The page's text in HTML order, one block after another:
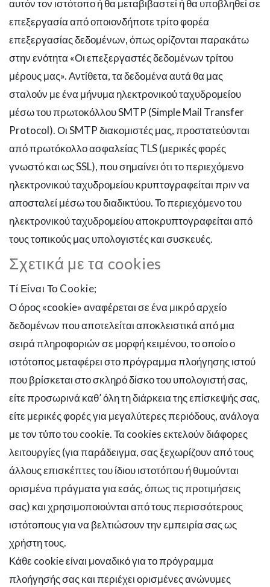
αυτόν τον ιστότοπο ή θα μεταβιβαστεί ή θα υποβληθεί σε
επεξεργασία από οποιονδήποτε τρίτο φορέα
επεξεργασίας δεδομένων, όπως ορίζονται παρακάτω
στην ενότητα «Οι επεξεργαστές δεδομένων τρίτου
μέρους μας». Αντίθετα, τα δεδομένα αυτά θα μας
σταλούν με ένα μήνυμα ηλεκτρονικού ταχυδρομείου
μέσω του πρωτοκόλλου SMTP (Simple Mail Transfer
Protocol). Οι SMTP διακομιστές μας, προστατεύονται
από πρωτόκολλο ασφαλείας TLS (μερικές φορές
γνωστό και ως SSL), που σημαίνει ότι το περιεχόμενο
ηλεκτρονικού ταχυδρομείου κρυπτογραφείται πριν να
αποσταλεί μέσω του διαδικτύου. Το περιεχόμενο του
ηλεκτρονικού ταχυδρομείου αποκρυπτογραφείται από
τους τοπικούς μας υπολογιστές και συσκευές.
Σχετικά με τα cookies
Τί Είναι Το Cookie;
Ο όρος «cookie» αναφέρεται σε ένα μικρό αρχείο
δεδομένων που αποτελείται αποκλειστικά από μια
σειρά πληροφοριών σε μορφή κειμένου, το οποίο ο
ιστότοπος μεταφέρει στο πρόγραμμα πλοήγησης ιστού
που βρίσκεται στο σκληρό δίσκο του υπολογιστή σας,
είτε προσωρινά καθ’ όλη τη διάρκεια της επίσκεψής σας,
είτε μερικές φορές για μεγαλύτερες περιόδους, ανάλογα
με τον τύπο του cookie. Τα cookies εκτελούν διάφορες
λειτουργίες (για παράδειγμα, σας ξεχωρίζουν από τους
άλλους επισκέπτες του ίδιου ιστοτόπου ή θυμούνται
ορισμένα πράγματα για εσάς, όπως τις προτιμήσεις
σας) και χρησιμοποιούνται από τους περισσότερους
ιστότοπους για να βελτιώσουν την εμπειρία σας ως
χρήστη τους.
Κάθε cookie είναι μοναδικό για το πρόγραμμα
πλοήγησής σας και περιέχει ορισμένες ανώνυμες